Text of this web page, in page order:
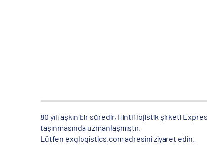
80 yılı aşkın bir süredir, Hintli lojistik şirketi
taşınmasında uzmanlaşmıştır.
Lütfen exglogistics.com adresini ziyaret edin.